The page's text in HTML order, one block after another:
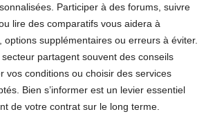
Participer à des forums, suivre
lire des comparatifs vous aidera à
options supplémentaires ou erreurs à éviter.
partagent souvent des conseils
vos conditions ou choisir des services
Bien s’informer est un levier essentiel
de votre contrat sur le long terme.